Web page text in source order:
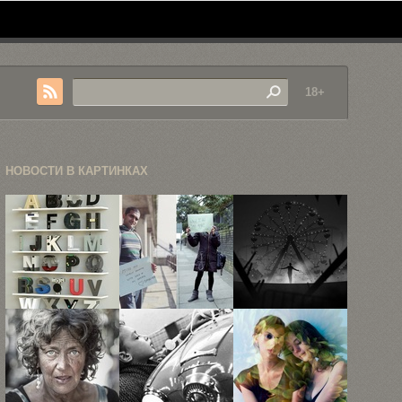
18+
НОВОСТИ В КАРТИНКАХ
Дизайнер из
Рио-де-
Жанейро
превратил
продукцию
«О чем
сожалеют
люди?» — ...
Нео-нуарные
постеры
Бэтмена,
Джокера,
Двуликого ...